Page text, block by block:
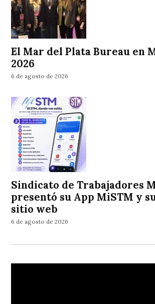
El Mar del Plata Bureau en
2026
6 de agosto de 2026
Sindicato de Trabajadores
presentó su App MiSTM y
sitio web
6 de agosto de 2026